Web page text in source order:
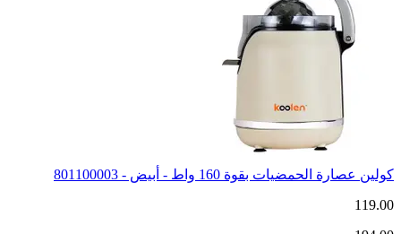
كولين عصارة الحمضيات بقوة 160 واط - أبيض - 801100003
119.00